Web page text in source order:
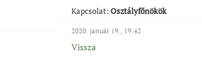
Kapcsolat:Osztályfőnökök
2020. január 19., 19:42
Vissza